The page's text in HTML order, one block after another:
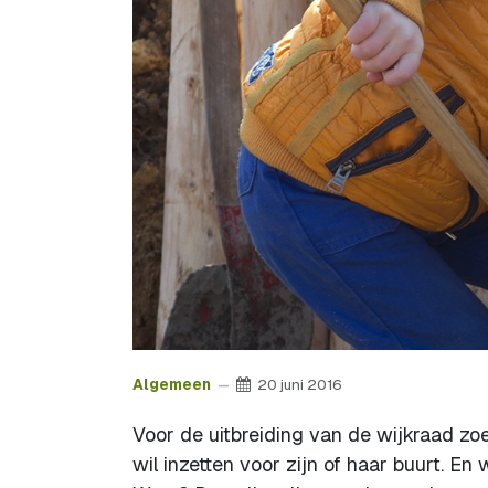
Algemeen 20 juni 2016
Voor de uitbreiding van de wijkraad
wil inzetten voor zijn of haar buurt. En